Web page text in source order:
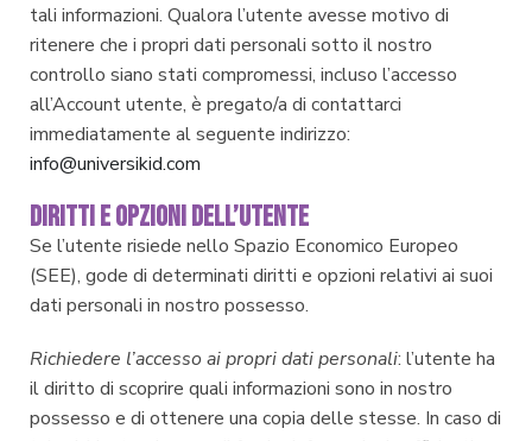
tali informazioni. Qualora l’utente avesse motivo di
ritenere che i propri dati personali sotto il nostro
controllo siano stati compromessi, incluso l’accesso
all’Account utente, è pregato/a di contattarci
immediatamente al seguente indirizzo:
info@universikid.com
DIRITTI E OPZIONI DELL’UTENTE
Se l’utente risiede nello Spazio Economico Europeo
(SEE), gode di determinati diritti e opzioni relativi ai suoi
dati personali in nostro possesso.
Richiedere l’accesso ai propri dati personali: l’utente ha
il diritto di scoprire quali informazioni sono in nostro
possesso e di ottenere una copia delle stesse. In caso di